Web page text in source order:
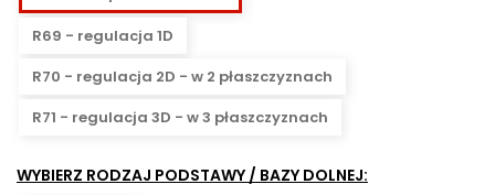
ESH60 ESHH60powierzchni
miękkich
w
szarym
powierzchni
szarym
R69 - regulacja 1D
R70 - regulacja 2D - w 2 płaszczyznach
R71 - regulacja 3D - w 3 płaszczyznach
WYBIERZ RODZAJ PODSTAWY / BAZY DOLNEJ: